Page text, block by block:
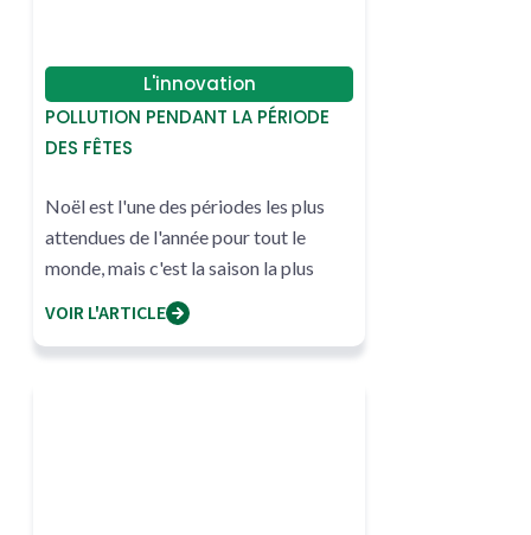
L'innovation
POLLUTION PENDANT LA PÉRIODE
DES FÊTES
Noël est l'une des périodes les plus
attendues de l'année pour tout le
monde, mais c'est la saison la plus
VOIR L'ARTICLE